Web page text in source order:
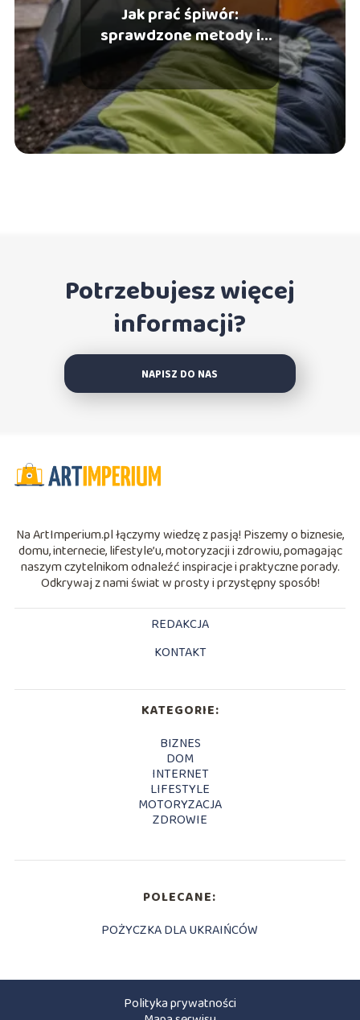
Jak prać śpiwór:
sprawdzone metody i
porady dla każdego
turysty
Potrzebujesz więcej
informacji?
NAPISZ DO NAS
Na ArtImperium.pl łączymy wiedzę z pasją! Piszemy o biznesie,
domu, internecie, lifestyle’u, motoryzacji i zdrowiu, pomagając
naszym czytelnikom odnaleźć inspiracje i praktyczne porady.
Odkrywaj z nami świat w prosty i przystępny sposób!
REDAKCJA
KONTAKT
KATEGORIE:
BIZNES
DOM
INTERNET
LIFESTYLE
MOTORYZACJA
ZDROWIE
POLECANE:
POŻYCZKA DLA UKRAIŃCÓW
Polityka prywatności